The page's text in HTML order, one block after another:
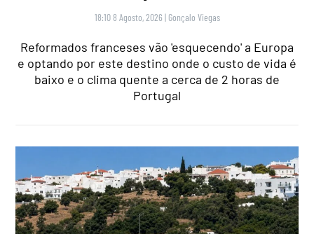
18:10 8 Agosto, 2026 | Gonçalo Viegas
Reformados franceses vão 'esquecendo' a Europa
e optando por este destino onde o custo de vida é
baixo e o clima quente a cerca de 2 horas de
Portugal